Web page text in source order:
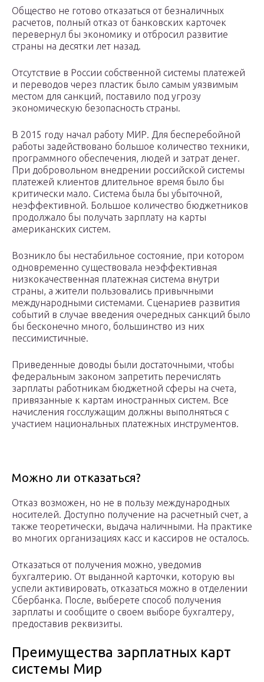
Общество не готово отказаться от безналичных
расчетов, полный отказ от банковских карточек
перевернул бы экономику и отбросил развитие
страны на десятки лет назад.
Отсутствие в России собственной системы платежей
и переводов через пластик было самым уязвимым
местом для санкций, поставило под угрозу
экономическую безопасность страны.
В 2015 году начал работу МИР. Для бесперебойной
работы задействовано большое количество техники,
программного обеспечения, людей и затрат денег.
При добровольном внедрении российской системы
платежей клиентов длительное время было бы
критически мало. Система была бы убыточной,
неэффективной. Большое количество бюджетников
продолжало бы получать зарплату на карты
американских систем.
Возникло бы нестабильное состояние, при котором
одновременно существовала неэффективная
низкокачественная платежная система внутри
страны, а жители пользовались привычными
международными системами. Сценариев развития
событий в случае введения очередных санкций было
бы бесконечно много, большинство из них
пессимистичные.
Приведенные доводы были достаточными, чтобы
федеральным законом запретить перечислять
зарплаты работникам бюджетной сферы на счета,
привязанные к картам иностранных систем. Все
начисления госслужащим должны выполняться с
участием национальных платежных инструментов.
Можно ли отказаться?
Отказ возможен, но не в пользу международных
носителей. Доступно получение на расчетный счет, а
также теоретически, выдача наличными. На практике
во многих организациях касс и кассиров не осталось.
Отказаться от получения можно, уведомив
бухгалтерию. От выданной карточки, которую вы
успели активировать, отказаться можно в отделении
Сбербанка. После, выберете способ получения
зарплаты и сообщите о своем выборе бухгалтеру,
предоставив реквизиты.
Преимущества зарплатных карт
системы Мир